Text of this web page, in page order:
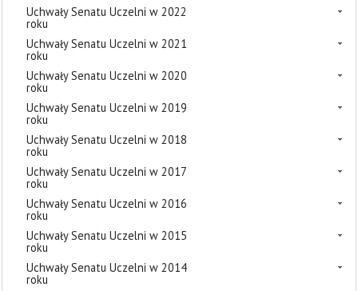
Uchwały Senatu Uczelni w 2022
roku
Uchwały Senatu Uczelni w 2021
roku
Uchwały Senatu Uczelni w 2020
roku
Uchwały Senatu Uczelni w 2019
roku
Uchwały Senatu Uczelni w 2018
roku
Uchwały Senatu Uczelni w 2017
roku
Uchwały Senatu Uczelni w 2016
roku
Uchwały Senatu Uczelni w 2015
roku
Uchwały Senatu Uczelni w 2014
roku